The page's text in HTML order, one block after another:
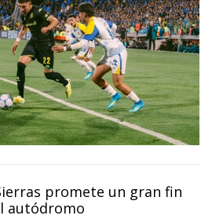
promete un gran fin
autódromo